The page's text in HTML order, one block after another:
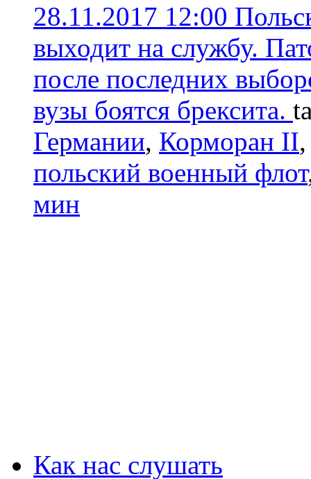
28.11.2017 12:00
выходит на службу.
после последних
вузы боятся брексита.
Германии, Корморан II
польский военный флот
мин
Как нас слушать